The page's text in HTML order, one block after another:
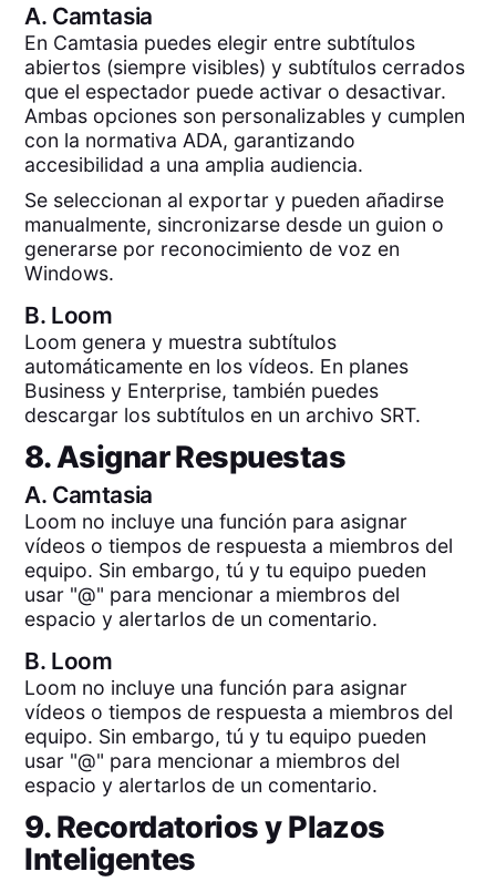
A. Camtasia
En Camtasia puedes elegir entre subtítulos
abiertos (siempre visibles) y subtítulos cerrados
que el espectador puede activar o desactivar.
Ambas opciones son personalizables y cumplen
con la normativa ADA, garantizando
accesibilidad a una amplia audiencia.
Se seleccionan al exportar y pueden añadirse
manualmente, sincronizarse desde un guion o
generarse por reconocimiento de voz en
Windows.
B. Loom
Loom genera y muestra subtítulos
automáticamente en los vídeos. En planes
Business y Enterprise, también puedes
descargar los subtítulos en un archivo SRT.
8. Asignar Respuestas
A. Camtasia
Loom no incluye una función para asignar
vídeos o tiempos de respuesta a miembros del
equipo. Sin embargo, tú y tu equipo pueden
usar "@" para mencionar a miembros del
espacio y alertarlos de un comentario.
B. Loom
Loom no incluye una función para asignar
vídeos o tiempos de respuesta a miembros del
equipo. Sin embargo, tú y tu equipo pueden
usar "@" para mencionar a miembros del
espacio y alertarlos de un comentario.
9. Recordatorios y Plazos
Inteligentes